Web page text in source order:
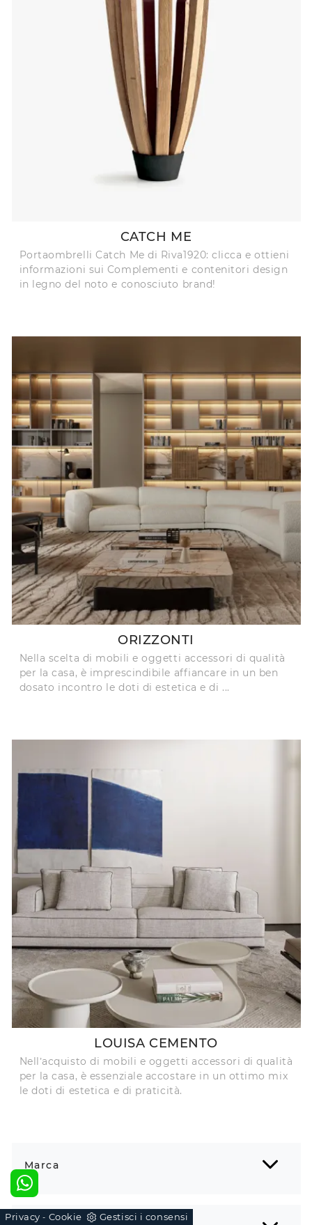
Marca
CATCH ME
Portaombrelli Catch Me di Riva1920: clicca e ottieni
informazioni sui Complementi e contenitori design
in legno del noto e conosciuto brand!
ORIZZONTI
Nella scelta di mobili e oggetti accessori di qualità
per la casa, è imprescindibile affiancare in un ben
dosato incontro le doti di estetica e di ...
LOUISA CEMENTO
Nell’acquisto di mobili e oggetti accessori di qualità
per la casa, è essenziale accostare in un ottimo mix
le doti di estetica e di praticità.
Privacy - Cookie Gestisci i consensi